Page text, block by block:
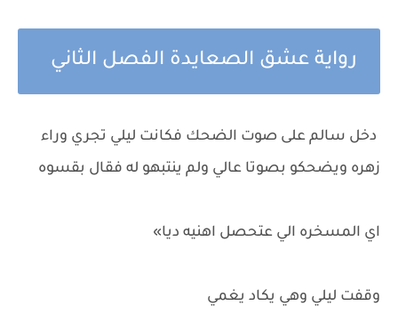
رواية عشق الصعايدة الفصل الثاني
دخل سالم على صوت الضحك فكانت ليلي تجري وراء
زهره ويضحكو بصوتا عالي ولم ينتبهو له فقال بقسوه
اي المسخره الي عتحصل اهنيه ديا»
وقفت ليلي وهي يكاد يغمي